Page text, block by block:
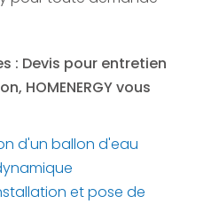
: Devis pour entretien
, HOMENERGY vous
d'un ballon d'eau
et pose de